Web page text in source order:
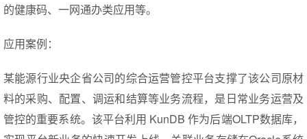
的健康码、一网通办类应用等。
应用案例：
某能源行业央企省公司的综合运营管控平台支撑了该公司原材
料的采购、配置、调运和结算等业务流程，是日常业务运营及
管控的重要系统。该平台利用 KunDB 作为后端OLTP数据库，